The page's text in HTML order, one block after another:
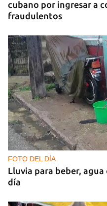
cubano por ingresar a
fraudulentos
FOTO DEL DÍA
Lluvia para beber,
día